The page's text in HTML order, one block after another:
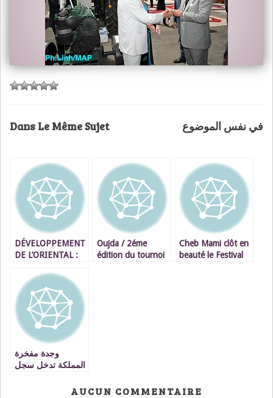
Dans Le Même Sujet في نفس الموضوع
DÉVELOPPEMENT
DE L’ORIENTAL :
multiples activités
de S.M. le Roi à
Oujda
Oujda / 2éme
édition du tournoi
Cheb Mami clôt en
beauté le Festival
وجدة مفخرة
المملكة تدخل سجل
AUCUN COMMENTAIRE